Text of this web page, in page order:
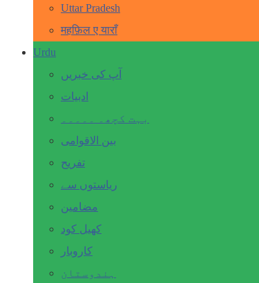
Uttar Pradesh
महफ़िल ए याराँ
Urdu
آپ کی خبریں
ادبیات
بہت کچھ۔ ۔۔۔۔۔
بین الاقوامی
تفریح
ریاستوں سے
مضامین
کھیل کود
کاروبار
ہندوستان